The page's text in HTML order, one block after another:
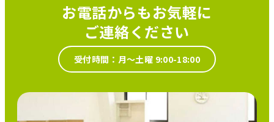
お電話からもお気軽に
ご連絡ください
受付時間：月～土曜 9:00-18:00